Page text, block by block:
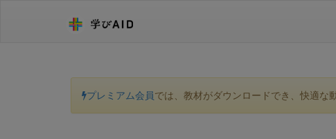
プレミアム会員では、教材がダウンロードでき、快適な